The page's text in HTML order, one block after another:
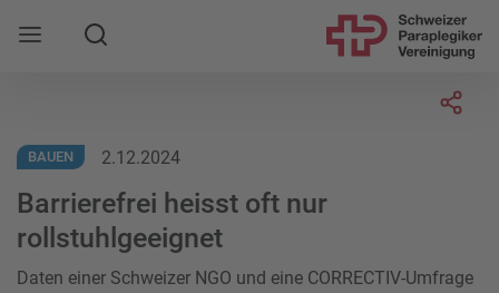
Mobile Navigation öffnen
Suche
BAUEN 2.12.2024
Barrierefrei heisst oft nur
rollstuhlgeeignet
Daten einer Schweizer NGO und eine CORRECTIV-Umfrage